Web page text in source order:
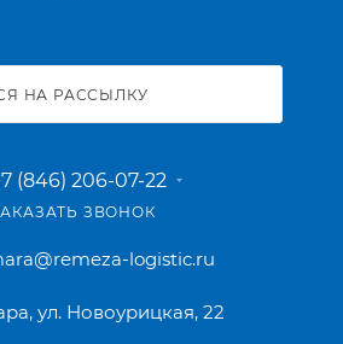
НА РАССЫЛКУ
(846) 206-07-22
ЗВОНОК
logistic.ru
ул. Новоурицкая, 22